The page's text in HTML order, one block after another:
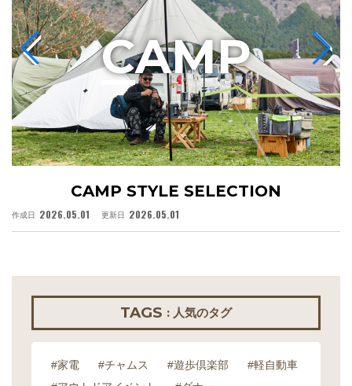
CAMP STYLE SELECTION
作成日 2026.05.01 更新日 2026.05.01
CAMP
TAGS : 人気のタグ
#家電 #チャムス #遊歩倶楽部
#軽自動車